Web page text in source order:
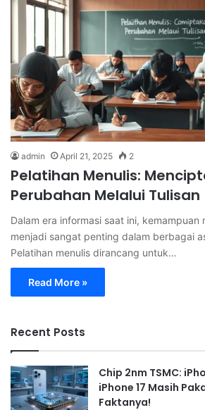
admin April 21, 2025 2
Pelatihan Menulis:
Perubahan Melalui Tulisan
Dalam era informasi saat ini,
menjadi sangat penting dalam berbagai
Pelatihan menulis dirancang untuk…
Read More »
Recent Posts
Chip 2nm TSMC:
iPhone 17 Masih
Faktanya!